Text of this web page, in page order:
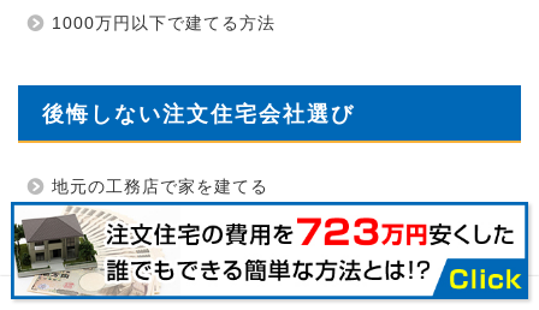
1000万円以下で建てる方法
後悔しない注文住宅会社選び
地元の工務店で家を建てる
ローコストハウスメーカーランキング
工務店で家を建てる費用はいくら？
サイトマップ